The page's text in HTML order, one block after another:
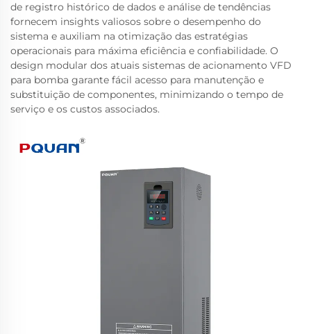
de registro histórico de dados e análise de tendências
fornecem insights valiosos sobre o desempenho do
sistema e auxiliam na otimização das estratégias
operacionais para máxima eficiência e confiabilidade. O
design modular dos atuais sistemas de acionamento VFD
para bomba garante fácil acesso para manutenção e
substituição de componentes, minimizando o tempo de
serviço e os custos associados.